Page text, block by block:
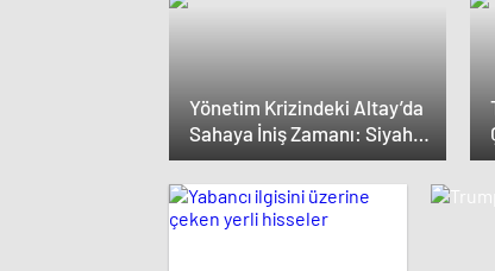
Yönetim Krizindeki Altay’da
Sahaya İniş Zamanı: Siyah-
Beyazlılar Topbaşı Yapıyor